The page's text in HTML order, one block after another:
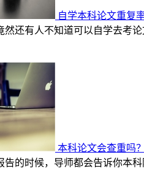
自学本科论文重复
然还有人不知道可以自学去考
本科论文会查重吗
告的时候，导师都会告诉你本